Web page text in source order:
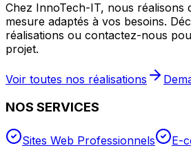
Chez InnoTech-IT, nous réalisons
mesure adaptés à vos besoins.
réalisations ou contactez-nous
projet.
Voir toutes nos réalisations
NOS SERVICES
Sites Web Professionnels
E-